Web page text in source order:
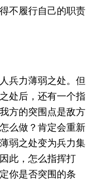
不履行自己的职责
兵力薄弱之处。但
处后，还有一个指
方的突围点是敌方
么做？肯定会重新
弱之处变为兵力集
此，怎么指挥打
你是否突围的条